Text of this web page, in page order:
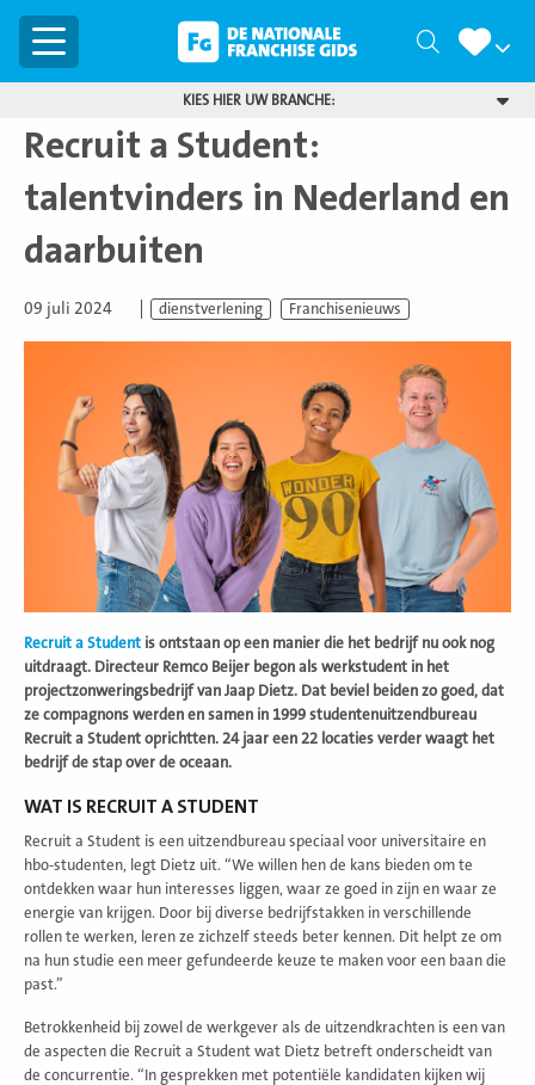
Menu Zoeken
KIES HIER UW BRANCHE:
Recruit a Student:
talentvinders in Nederland en
daarbuiten
09 juli 2024 dienstverlening Franchisenieuws
Recruit a Student is ontstaan op een manier die het bedrijf nu ook nog
uitdraagt. Directeur Remco Beijer begon als werkstudent in het
projectzonweringsbedrijf van Jaap Dietz. Dat beviel beiden zo goed, dat
ze compagnons werden en samen in 1999 studentenuitzendbureau
Recruit a Student oprichtten. 24 jaar een 22 locaties verder waagt het
bedrijf de stap over de oceaan.
WAT IS RECRUIT A STUDENT
Recruit a Student is een uitzendbureau speciaal voor universitaire en
hbo-studenten, legt Dietz uit. “We willen hen de kans bieden om te
ontdekken waar hun interesses liggen, waar ze goed in zijn en waar ze
energie van krijgen. Door bij diverse bedrijfstakken in verschillende
rollen te werken, leren ze zichzelf steeds beter kennen. Dit helpt ze om
na hun studie een meer gefundeerde keuze te maken voor een baan die
past.”
Betrokkenheid bij zowel de werkgever als de uitzendkrachten is een van
de aspecten die Recruit a Student wat Dietz betreft onderscheidt van
de concurrentie. “In gesprekken met potentiële kandidaten kijken wij